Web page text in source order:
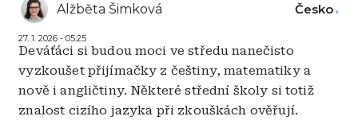
Alžběta Šimková
27. 1. 2026 - 05:25
Česko
Deváťáci si budou moci ve středu nanečisto
vyzkoušet přijímačky z češtiny, matematiky a
nově i angličtiny. Některé střední školy si totiž
znalost cizího jazyka při zkouškách ověřují.